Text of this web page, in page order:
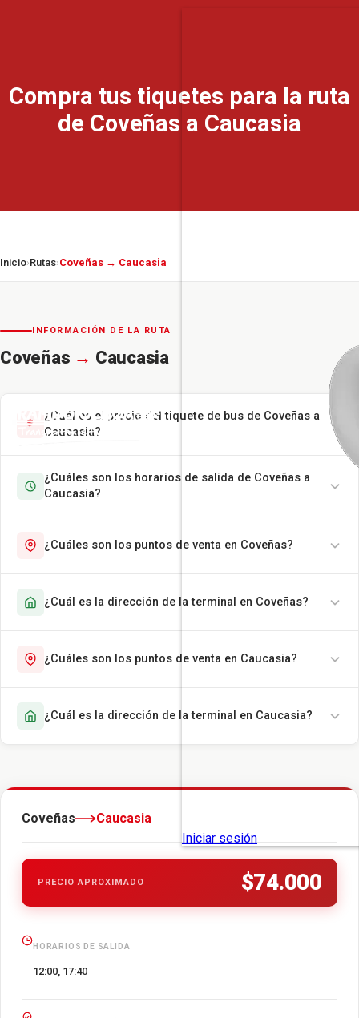
Compra tus tiquetes para la ruta
de Coveñas a Caucasia
Inicio›Rutas›Coveñas → Caucasia
INFORMACIÓN DE LA RUTA
Coveñas → Caucasia
¿Cuál es el precio del tiquete de bus de Coveñas a
Caucasia?
¿Cuáles son los horarios de salida de Coveñas a
Caucasia?
¿Cuáles son los puntos de venta en Coveñas?
¿Cuál es la dirección de la terminal en Coveñas?
¿Cuáles son los puntos de venta en Caucasia?
¿Cuál es la dirección de la terminal en Caucasia?
Coveñas Caucasia
PRECIO APROXIMADO $74.000
HORARIOS DE SALIDA
12:00, 17:40